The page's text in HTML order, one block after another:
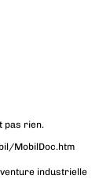
pas rien.
MobilDoc.htm
industrielle